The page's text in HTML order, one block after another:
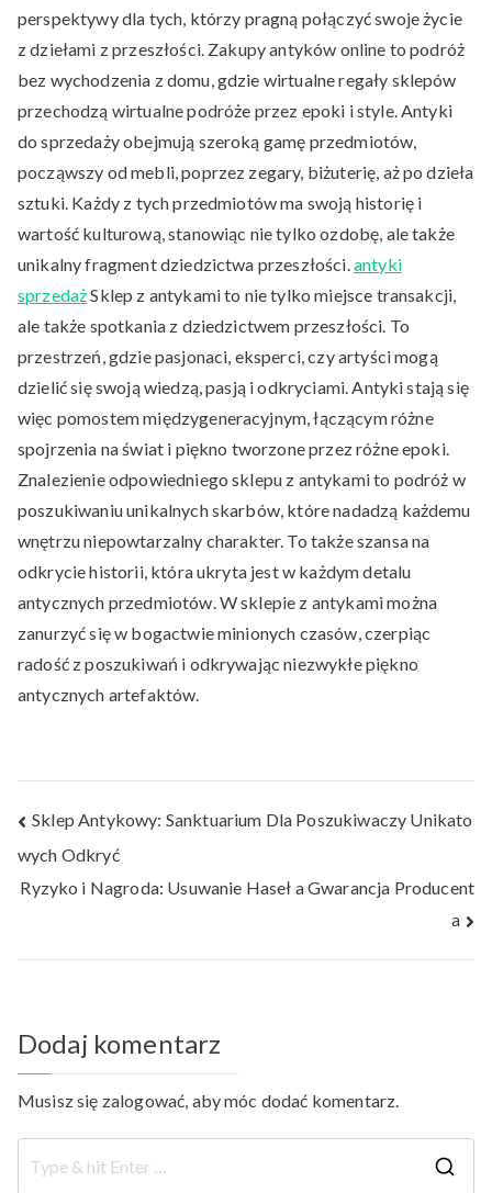
perspektywy dla tych, którzy pragną połączyć swoje życie
z dziełami z przeszłości. Zakupy antyków online to podróż
bez wychodzenia z domu, gdzie wirtualne regały sklepów
przechodzą wirtualne podróże przez epoki i style. Antyki
do sprzedaży obejmują szeroką gamę przedmiotów,
począwszy od mebli, poprzez zegary, biżuterię, aż po dzieła
sztuki. Każdy z tych przedmiotów ma swoją historię i
wartość kulturową, stanowiąc nie tylko ozdobę, ale także
unikalny fragment dziedzictwa przeszłości.antyki
sprzedażSklep z antykami to nie tylko miejsce transakcji,
ale także spotkania z dziedzictwem przeszłości. To
przestrzeń, gdzie pasjonaci, eksperci, czy artyści mogą
dzielić się swoją wiedzą, pasją i odkryciami. Antyki stają się
więc pomostem międzygeneracyjnym, łączącym różne
spojrzenia na świat i piękno tworzone przez różne epoki.
Znalezienie odpowiedniego sklepu z antykami to podróż w
poszukiwaniu unikalnych skarbów, które nadadzą każdemu
wnętrzu niepowtarzalny charakter. To także szansa na
odkrycie historii, która ukryta jest w każdym detalu
antycznych przedmiotów. W sklepie z antykami można
zanurzyć się w bogactwie minionych czasów, czerpiąc
radość z poszukiwań i odkrywając niezwykłe piękno
antycznych artefaktów.
Nawigacja
wpisu
Sklep Antykowy: Sanktuarium Dla Poszukiwaczy Unikato
wych Odkryć
Ryzyko i Nagroda: Usuwanie Haseł a Gwarancja Producent
a
Dodaj komentarz
Musisz się zalogować, aby móc dodać komentarz.